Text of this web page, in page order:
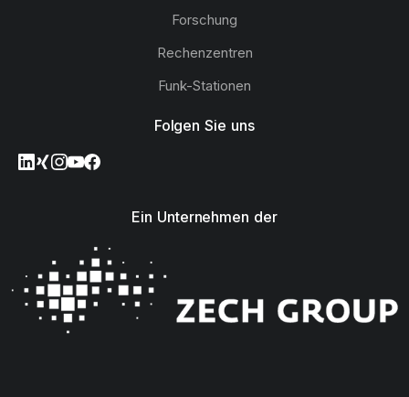
Forschung
Rechenzentren
Funk-Stationen
Folgen Sie uns
Ein Unternehmen der